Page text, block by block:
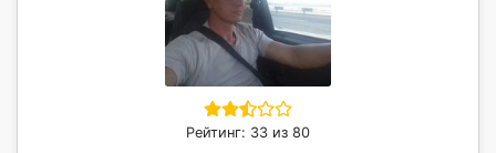
Рейтинг: 33 из 80